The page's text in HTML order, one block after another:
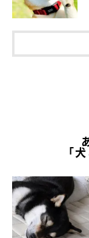
が大好きだからこ
飼い主さんが脱い
かりついています。
数千〜数万倍も人
のニオイに囲まれ
「